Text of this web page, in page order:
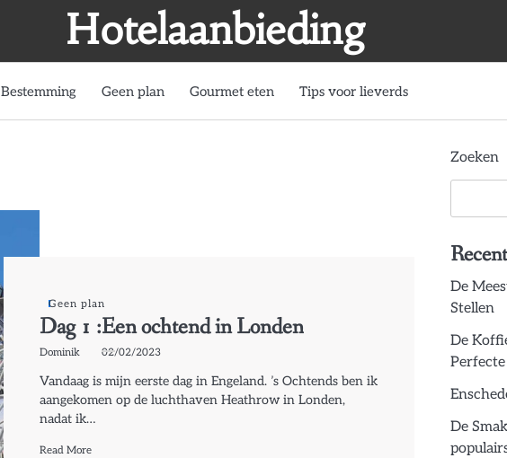
Hotelaanbieding
Bestemming Geen plan Gourmet eten Tips voor lieverds
Geen plan
Dag 1 :Een ochtend in Londen
Dominik 02/02/2023
Vandaag is mijn eerste dag in Engeland. ’s Ochtends ben ik
aangekomen op de luchthaven Heathrow in Londen,
nadat ik…
Read More
Zoeken
De
Stellen
De
De